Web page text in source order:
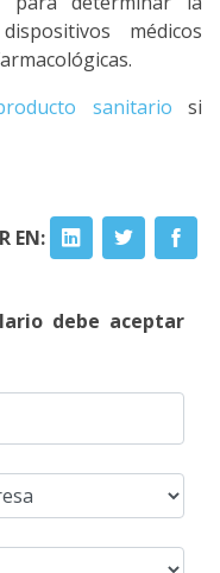
médicos
sanitario si
EN:
debe aceptar